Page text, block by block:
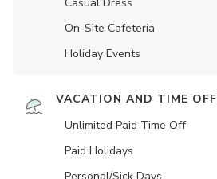
On-Site Cafeteria
Holiday Events
VACATION AND TIME OFF
Unlimited Paid Time Off
Paid Holidays